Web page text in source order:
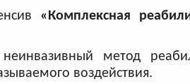
«Комплексная
метод
воздействия.